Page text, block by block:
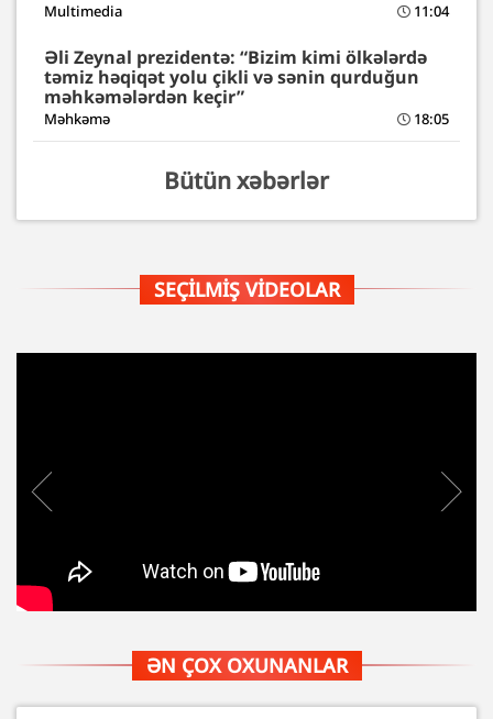
Multimedia 11:04
Əli Zeynal prezidentə: “Bizim kimi ölkələrdə
təmiz həqiqət yolu çikli və sənin qurduğun
məhkəmələrdən keçir”
Məhkəmə 18:05
Bütün xəbərlər
SEÇILMIŞ VIDEOLAR
ƏN ÇOX OXUNANLAR